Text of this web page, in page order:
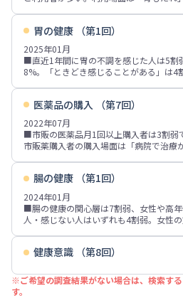
ッグストア」が2割強。
■胃の調子が悪い時の対処法は「胃腸薬
ものを食べる」「食事を控える」「病院
「寝る」「体を休める」が各2割。
■市販の胃腸薬選定時の重視点は「効能
さ」「価格」「飲みやすさ」などが上位
CM」「販売店の店頭の情報」「家族や
説明」「医師、薬剤師、店員など」など
■市販の胃腸薬購入場所は「(独立したチ
が利用者の7割、「(スーパーなどの店舗
ッグストア」が3割弱。
■胃の調子が悪い時の対処法は「胃腸薬
を食べる」「寝る」「体を休める」「食
の医療機関に行く」がなどが上位
胃の健康 （第1回）
2025年01月
■直近1年間に胃の不調を感じた人は5割
8%。「ときどき感じることがある」は4
迫感」が5割弱、「なんとなく胃が気持
が逆流する・酸っぱい液が胃から上がっ
各2割強。
■直近1年間に胃の不調を感じた人が原因
ぎ・飲みすぎ、暴飲暴食」が4割弱、「
が各3割前後、「ストレスを感じる、不
の不調を慢性的に感じる人では「疲れ、
レスを感じる、不安・悩み事がある」が
■直近1年間に胃の不調を感じた人の対処
飲む」が約44%。胃の不調を慢性的に感
相談する、処方薬を飲む」の比率が高い
■胃の健康のために行っていることは「
ける」が各2割強～2割半ば。これらは高
医薬品の購入 （第7回）
2022年07月
■市販の医薬品月1回以上購入者は3割弱
市販薬購入者の購入場面は「病院で治療
■市販の医薬品直近1年間購入場所は「ド
の8割強、「通信販売(インターネット)
の購入意向は「ドラッグストア」が全体
薬店」「通信販売(インターネット)」「
前後。
■市販薬購入者の購入場所選択ポイント
る」が5割強、「安い価格で購入できる」
スがよい」が各30%台。
■市販の医薬品購入者のうち、「薬剤
なかった」「カウンターの中に置かれる
腸の健康 （第1回）
2024年01月
■腸の健康の関心層は7割弱、女性や高
人・感じない人はいずれも4割弱。女性
「一日三食食べる」が各3割強、「乳酸
よく感じる層では「乳酸菌やビフィズス
る」「お腹を冷やさない」「規則正しい
健康意識 （第8回）
※ご希望の調査結果がない場合は、検索す
す。